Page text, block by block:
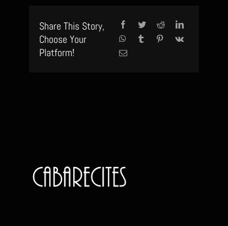
Share This Story,
Choose Your
Platform!